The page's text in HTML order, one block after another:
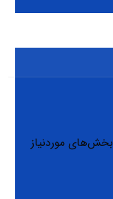
بخش‌های موردنیاز